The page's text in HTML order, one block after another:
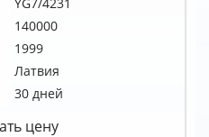
140000
1999
Латвия
30 дней
цену